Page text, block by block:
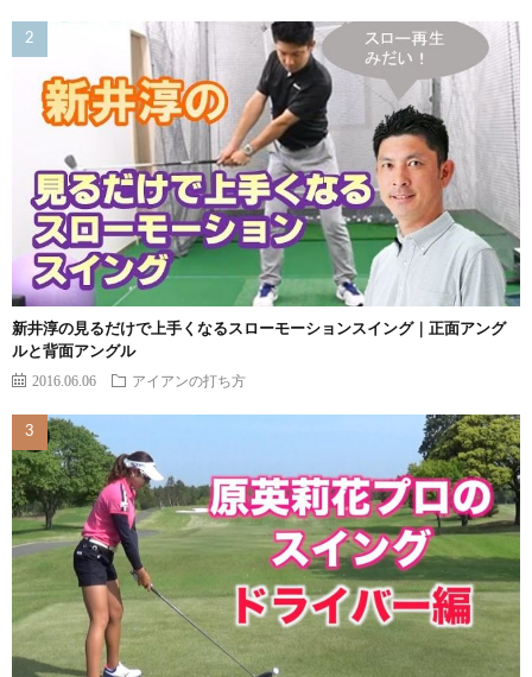
新井淳の見るだけで上手くなるスローモーションスイング｜正面アング
ルと背面アングル
2016.06.06 アイアンの打ち方